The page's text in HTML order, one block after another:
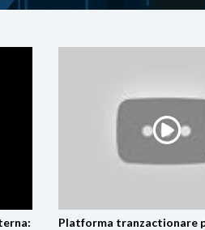
Platforma tranzactionare